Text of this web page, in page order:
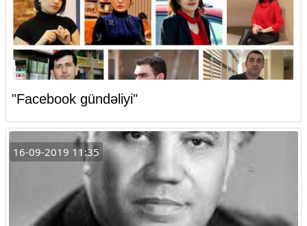
"Facebook gündəliyi"
16-09-2019 11:35